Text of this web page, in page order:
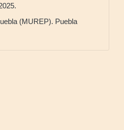
(MUREP). Puebla